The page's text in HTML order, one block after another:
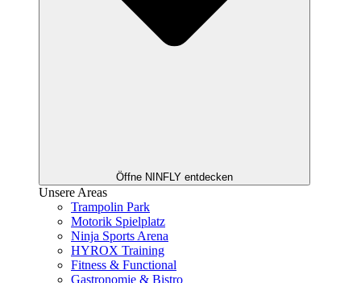
Öffne NINFLY entdecken
Unsere Areas
Trampolin Park
Motorik Spielplatz
Ninja Sports Arena
HYROX Training
Fitness & Functional
Gastronomie & Bistro